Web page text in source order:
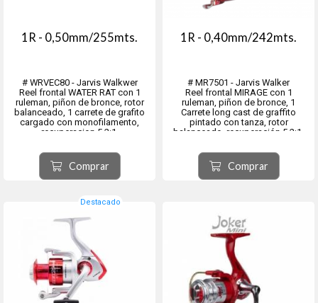
1R - 0,50mm/255mts.
# WRVEC80 - Jarvis Walkwer
Reel frontal WATER RAT con 1
ruleman, piñon de bronce, rotor
balanceado, 1 carrete de grafito
cargado con monofilamento,
recuperacion 5.2:1.
inoxidable
Comprar
1R - 0,40mm/242mts.
# MR7501 - Jarvis Walker
Reel frontal MIRAGE con 1
ruleman, piñon de bronce, 1
Carrete long cast de graffito
pintado con tanza, rotor
balanceado, recuperación 5.2:1.
central y tornillería de acero
inoxidable.
Comprar
Destacado